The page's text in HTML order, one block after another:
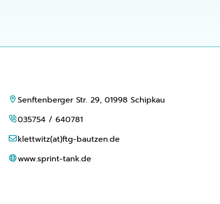
Senftenberger Str. 29, 01998 Schipkau
035754 / 640781
klettwitz(at)ftg-bautzen.de
www.sprint-tank.de